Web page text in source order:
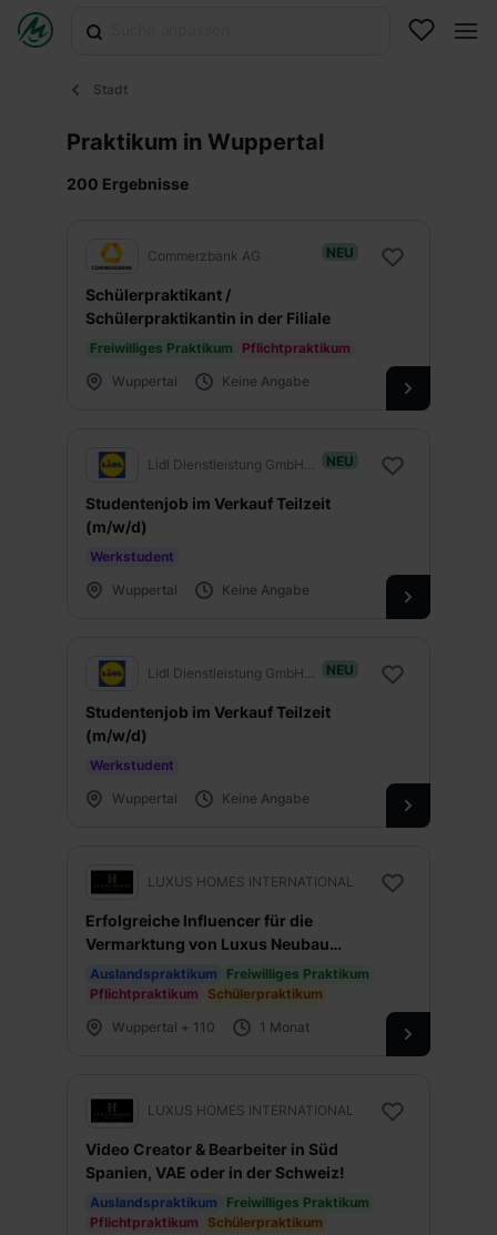
Stadt
Praktikum in Wuppertal
200 Ergebnisse
NEU
Commerzbank AG
Schülerpraktikant /
Schülerpraktikantin in der Filiale
Freiwilliges Praktikum
Pflichtpraktikum
Wuppertal
Keine Angabe
NEU
Lidl Dienstleistung GmbH & Co. KG
Studentenjob im Verkauf Teilzeit
(m/w/d)
Werkstudent
Wuppertal
Keine Angabe
NEU
Lidl Dienstleistung GmbH & Co. KG
Studentenjob im Verkauf Teilzeit
(m/w/d)
Werkstudent
Wuppertal
Keine Angabe
LUXUS HOMES INTERNATIONAL
Erfolgreiche Influencer für die
Vermarktung von Luxus Neubau
Immobilien!
Auslandspraktikum
Freiwilliges Praktikum
Pflichtpraktikum
Schülerpraktikum
Wuppertal + 110
1 Monat
LUXUS HOMES INTERNATIONAL
Video Creator & Bearbeiter in Süd
Spanien, VAE oder in der Schweiz!
Auslandspraktikum
Freiwilliges Praktikum
Pflichtpraktikum
Schülerpraktikum